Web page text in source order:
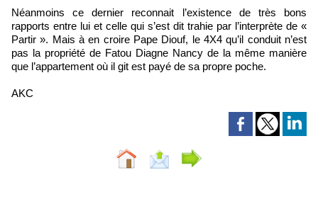
Néanmoins ce dernier reconnait l’existence de très bons
rapports entre lui et celle qui s’est dit trahie par l’interprète de «
Partir ». Mais à en croire Pape Diouf, le 4X4 qu’il conduit n’est
pas la propriété de Fatou Diagne Nancy de la même manière
que l’appartement où il git est payé de sa propre poche.
AKC